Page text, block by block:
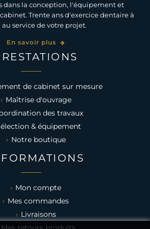
dans la conception, l'équipement et
Trente ans d'exercice dentaire à
au service de votre projet.
En savoir plus
de cabinet sur mesure
Maîtrise d'ouvrage
des travaux
& équipement
Notre boutique
Mon compte
Mes commandes
Livraisons